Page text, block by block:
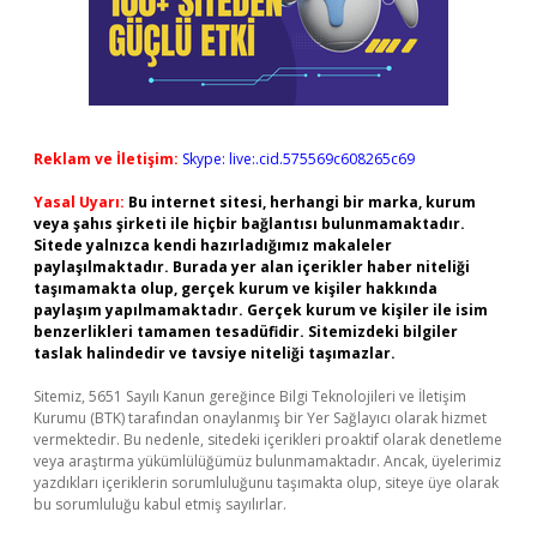
Reklam ve İletişim: Skype: live:.cid.575569c608265c69
Yasal Uyarı: Bu internet sitesi, herhangi bir marka, kurum
veya şahıs şirketi ile hiçbir bağlantısı bulunmamaktadır.
Sitede yalnızca kendi hazırladığımız makaleler
paylaşılmaktadır. Burada yer alan içerikler haber niteliği
taşımamakta olup, gerçek kurum ve kişiler hakkında
paylaşım yapılmamaktadır. Gerçek kurum ve kişiler ile isim
benzerlikleri tamamen tesadüfidir. Sitemizdeki bilgiler
taslak halindedir ve tavsiye niteliği taşımazlar.
Sitemiz, 5651 Sayılı Kanun gereğince Bilgi Teknolojileri ve İletişim
Kurumu (BTK) tarafından onaylanmış bir Yer Sağlayıcı olarak hizmet
vermektedir. Bu nedenle, sitedeki içerikleri proaktif olarak denetleme
veya araştırma yükümlülüğümüz bulunmamaktadır. Ancak, üyelerimiz
yazdıkları içeriklerin sorumluluğunu taşımakta olup, siteye üye olarak
bu sorumluluğu kabul etmiş sayılırlar.